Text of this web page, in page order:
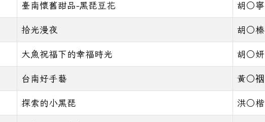
臺南懷舊甜品-黑琵豆花 胡○寧
拾光漫夜 胡○榛
大魚祝福下的幸福時光 胡○妍
台南好手藝 黃○䄄
探索的小黑琵 洪○楷